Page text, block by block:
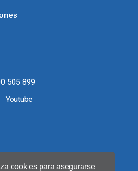
cookies para asegurarse
505 899
Youtube